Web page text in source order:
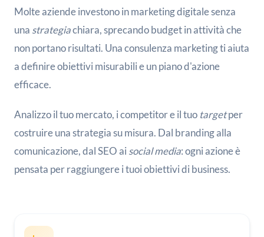
Molte aziende investono in marketing digitale senza
una strategiachiara, sprecando budget in attività che
non portano risultati. Una consulenza marketing ti aiuta
a definire obiettivi misurabili e un piano d'azione
efficace.
Analizzo il tuo mercato, i competitor e il tuo targetper
costruire una strategia su misura. Dal branding alla
comunicazione, dal SEO ai social media: ogni azione è
pensata per raggiungere i tuoi obiettivi di business.